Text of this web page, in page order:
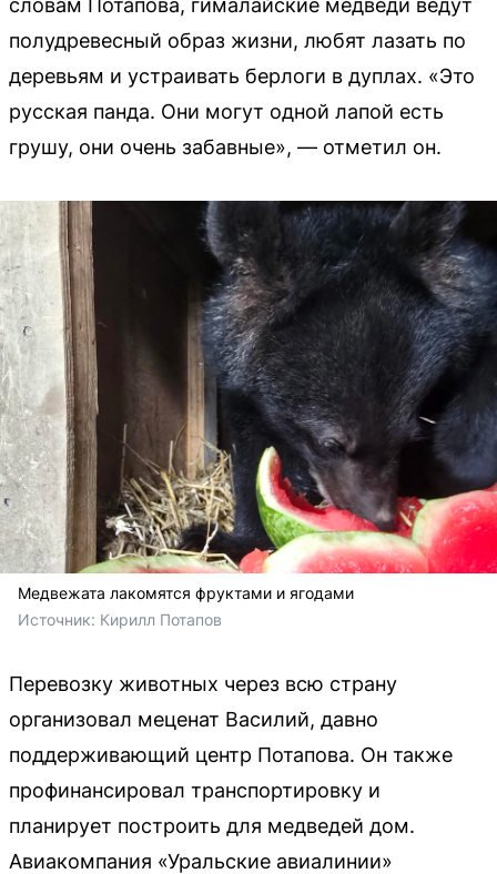
словам Потапова, гималайские медведи ведут
полудревесный образ жизни, любят лазать по
деревьям и устраивать берлоги в дуплах. «Это
русская панда. Они могут одной лапой есть
грушу, они очень забавные», — отметил он.
Медвежата лакомятся фруктами и ягодами
Источник: Кирилл Потапов
Перевозку животных через всю страну
организовал меценат Василий, давно
поддерживающий центр Потапова. Он также
профинансировал транспортировку и
планирует построить для медведей дом.
Авиакомпания «Уральские авиалинии»